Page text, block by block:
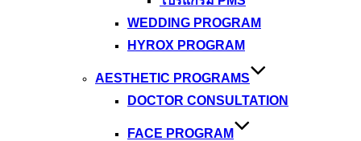
WEDDING PROGRAM
HYROX PROGRAM
AESTHETIC PROGRAMS
DOCTOR CONSULTATION
FACE PROGRAM